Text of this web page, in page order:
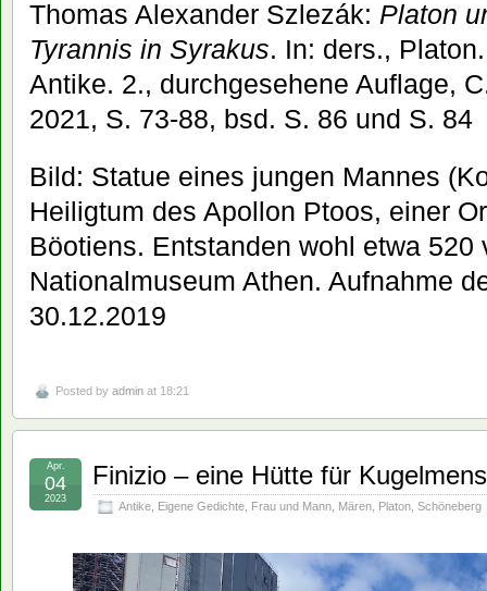
Thomas Alexander Szlezák: Platon
Tyrannis in Syrakus. In: ders.,
Antike. 2., durchgesehene Auflage,
2021, S. 73-88, bsd. S. 86 und S. 84
Bild: Statue eines jungen Mannes
Heiligtum des Apollon Ptoos, einer
Böotiens. Entstanden wohl etwa 520
Nationalmuseum Athen. Aufnahme
30.12.2019
Posted by admin at 18:21
Finizio – eine Hütte für
Antike Eigene Gedichte Frau und Mann Mären Platon Schöneberg
Apr.
04
2023